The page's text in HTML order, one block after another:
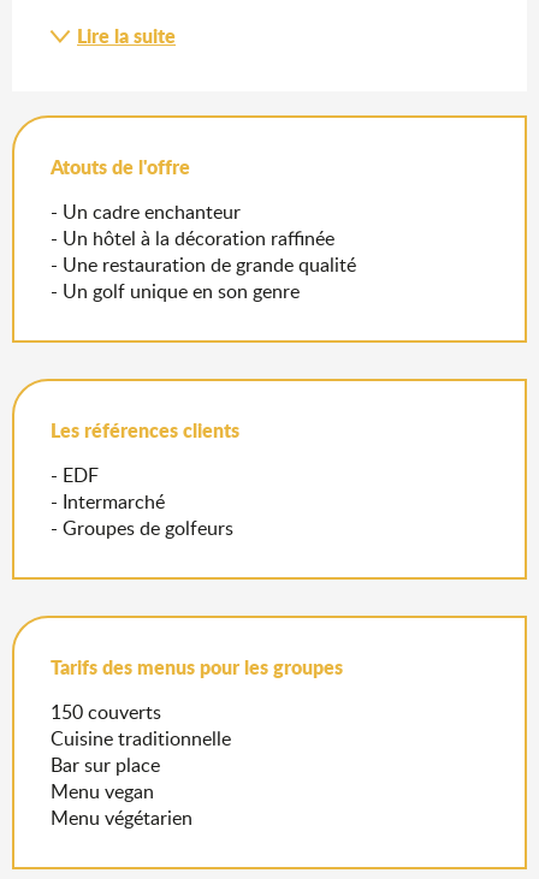
Lire la suite
Atouts de l'offre
- Un cadre enchanteur
- Un hôtel à la décoration raffinée
- Une restauration de grande qualité
- Un golf unique en son genre
Les références clients
- EDF
- Intermarché
- Groupes de golfeurs
Tarifs des menus pour les groupes
150 couverts
Cuisine traditionnelle
Bar sur place
Menu vegan
Menu végétarien